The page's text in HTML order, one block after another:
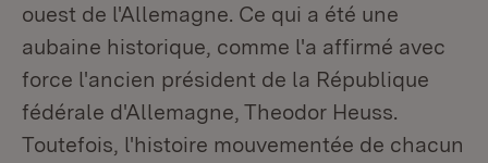
ouest de l'Allemagne. Ce qui a été une
aubaine historique, comme l'a affirmé avec
force l'ancien président de la République
fédérale d'Allemagne, Theodor Heuss.
Toutefois, l'histoire mouvementée de chacun